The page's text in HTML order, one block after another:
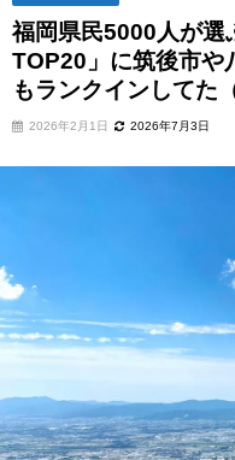
福岡県民5000人が選
TOP20」に筑後市や
もランクインしてた
2026年2月1日 2026年7月3日